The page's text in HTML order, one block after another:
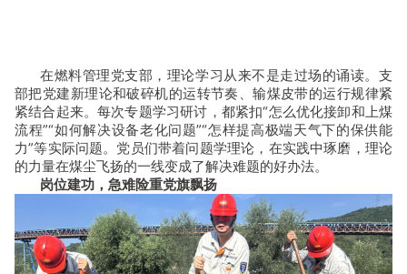
在燃料管理党支部，理论学习从来不是走过场的诵读。支
部把党建新理论和破碎机的运转节奏、输煤皮带的运行规律紧
紧结合起来。每次专题学习研讨，都紧扣“怎么优化接卸和上煤
流程”“如何解决设备老化问题”“怎样提高极端天气下的保供能
力”等实际问题。党员们带着问题学理论，在实践中琢磨，理论
的力量在煤尘飞扬的一线变成了解决难题的好办法。
岗位建功，急难险重党旗飘扬